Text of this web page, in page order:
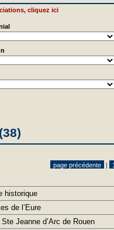
cliquez ici
page précédente | 1
historique
de l’Eure
Jeanne d’Arc de Rouen